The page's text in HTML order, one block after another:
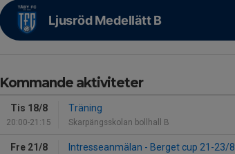
Ljusröd Medellätt B
Kommande aktiviteter
Tis 18/8
20:00-21:15
Träning
Skarpängsskolan bollhall B
Fre 21/8 Intresseanmälan - Berget cup 21-23/8